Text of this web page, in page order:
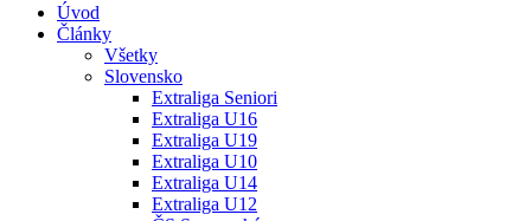
Úvod
Články
Všetky
Slovensko
Extraliga Seniori
Extraliga U16
Extraliga U19
Extraliga U10
Extraliga U14
Extraliga U12